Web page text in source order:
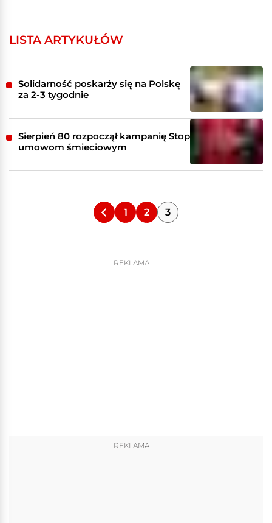
LISTA ARTYKUŁÓW
Solidarność poskarży się na Polskę
za 2-3 tygodnie
Sierpień 80 rozpoczął kampanię Stop
umowom śmieciowym
1 2 3
REKLAMA
REKLAMA